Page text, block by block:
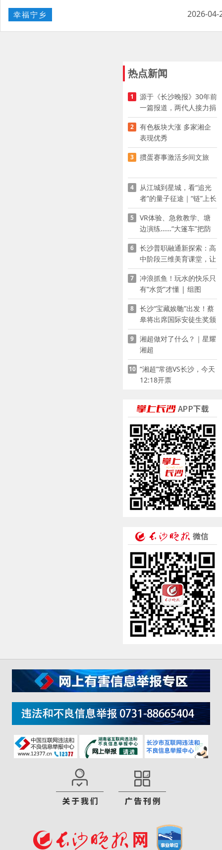
幸福宁乡 2026-04-
热点新闻
1
源于《长沙晚报》30年前
一篇报道，两代人接力捐
资助学
2
有色板块大涨 多家湘企
表现优秀
3 掼蛋赛事激活乡间文旅
4
从江城到星城，看“追光
者”的量子征途｜“链”上长
沙 “才”够硬核
5
VR体验、急救教学、塘
边演练……“大篷车”把防
溺水课堂搬到乡村青少年
家门口
6
长沙普职融通新探索：高
中阶段三维美育课堂，让
少年向美而生
7
冲浪抓鱼！玩水的快乐只
有“水货”才懂 | 组图
8
长沙“宝藏娭毑”出发！蔡
皋将出席国际安徒生奖颁
奖典礼并领奖
9
湘超做对了什么？｜星耀
湘超
10 “湘超”常德VS长沙，今天
12:18开票